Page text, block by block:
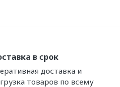
в срок
доставка и
товаров по всему